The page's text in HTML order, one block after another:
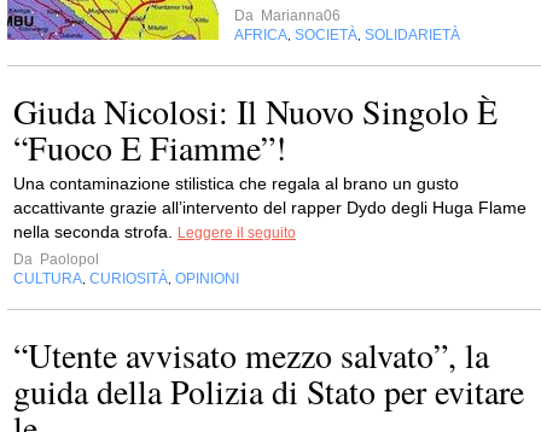
Da Marianna06
AFRICA SOCIETÀ SOLIDARIETÀ
Giuda Nicolosi: Il Nuovo Singolo È
“Fuoco E Fiamme”!
Una contaminazione stilistica che regala al brano un gusto
accattivante grazie all’intervento del rapper Dydo degli Huga Flame
nella seconda strofa.
Leggere il seguito
Da Paolopol
CULTURA CURIOSITÀ OPINIONI
“Utente avvisato mezzo salvato”, la
guida della Polizia di Stato per evitare